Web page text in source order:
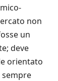
non
un
deve
orientato
sempre